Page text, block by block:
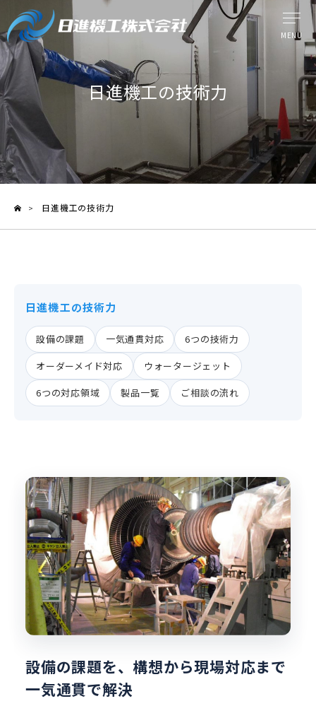
MENU
ウォータージェット工法
提供サービス
ケーススタディ
会社情報
採用情報
お問い合わせ
EN
日進機工の技術力
> 日進機工の技術力
日進機工の技術力
設備の課題 一気通貫対応
6つの技術力
オーダーメイド対応
ウォータージェット
6つの対応領域
製品一覧 ご相談の流れ
設備の課題を、構想から現場対応まで
一気通貫で解決